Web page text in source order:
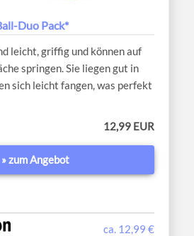
Duo Pack*
leicht, griffig und können auf
springen. Sie liegen gut in
sich leicht fangen, was perfekt
12,99 EUR
» zum Angebot
ca. 12,99 €